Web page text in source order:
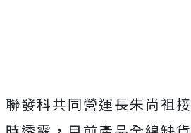
聯發科共同營運長朱尚祖